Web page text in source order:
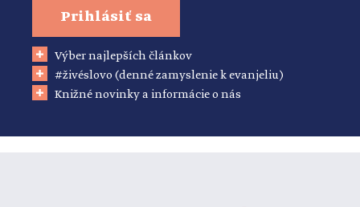
Prihlásiť sa
Výber najlepších článkov
#živéslovo (denné zamyslenie k evanjeliu)
Knižné novinky a informácie o nás